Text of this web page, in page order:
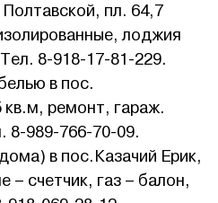
пл. 64,7
лоджия
8-918-17-81-229.
в пос.
ремонт, гараж.
8-989-766-70-09.
в пос.Казачий Ерик,
счетчик, газ – балон,